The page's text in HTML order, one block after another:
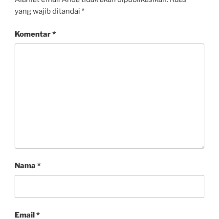
yang wajib ditandai *
Komentar*
Nama *
Email*